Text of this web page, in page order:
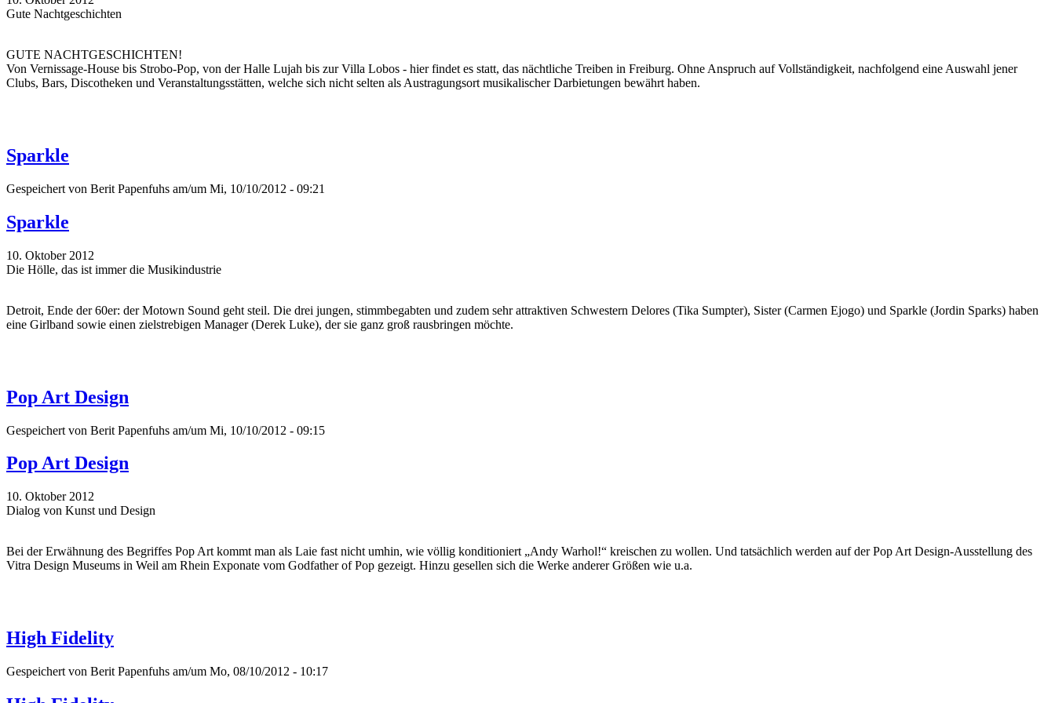
Gute Nachtgeschichten
GUTE NACHTGESCHICHTEN!
Von Vernissage-House bis Strobo-Pop, von der Halle Lujah bis zur Villa Lobos - hier findet es statt, das nächtliche Treiben in Freiburg. Ohne Anspruch auf Vollständigkeit, nachfolgend eine Auswahl jener
Clubs, Bars, Discotheken und Veranstaltungsstätten, welche sich nicht selten als Austragungsort musikalischer Darbietungen bewährt haben.
Sparkle
Gespeichert von Berit Papenfuhs am/um Mi, 10/10/2012 - 09:21
Sparkle
10. Oktober 2012
Die Hölle, das ist immer die Musikindustrie
Detroit, Ende der 60er: der Motown Sound geht steil. Die drei jungen, stimmbegabten und zudem sehr attraktiven Schwestern Delores (Tika Sumpter), Sister (Carmen Ejogo) und Sparkle (Jordin Sparks) haben
eine Girlband sowie einen zielstrebigen Manager (Derek Luke), der sie ganz groß rausbringen möchte.
Pop Art Design
Gespeichert von Berit Papenfuhs am/um Mi, 10/10/2012 - 09:15
Pop Art Design
10. Oktober 2012
Dialog von Kunst und Design
Bei der Erwähnung des Begriffes Pop Art kommt man als Laie fast nicht umhin, wie völlig konditioniert „Andy Warhol!“ kreischen zu wollen. Und tatsächlich werden auf der Pop Art Design-Ausstellung des
Vitra Design Museums in Weil am Rhein Exponate vom Godfather of Pop gezeigt. Hinzu gesellen sich die Werke anderer Größen wie u.a.
High Fidelity
Gespeichert von Berit Papenfuhs am/um Mo, 08/10/2012 - 10:17